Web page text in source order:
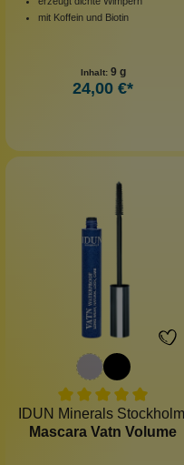
mit Koffein und Biotin
Inhalt: 9 g
24,00 €*
IDUN Minerals Stockholm
Mascara Vatn Volume